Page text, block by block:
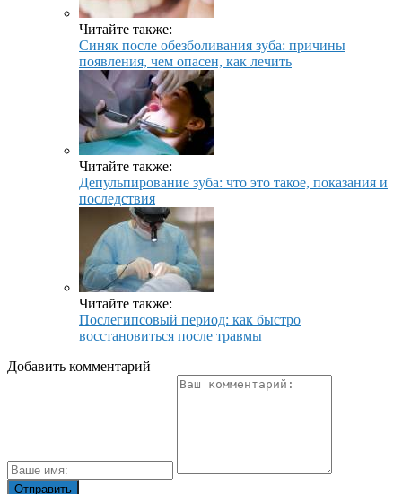
Читайте также:
Синяк после обезболивания зуба: причины
появления, чем опасен, как лечить
Читайте также:
Депульпирование зуба: что это такое, показания и
последствия
Читайте также:
Послегипсовый период: как быстро
восстановиться после травмы
Добавить комментарий